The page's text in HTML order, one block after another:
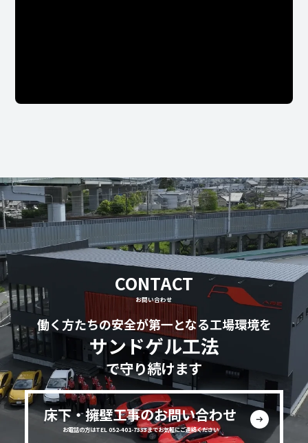
CONTACT
お問い合わせ
働く方たちの安全が第一となる工場環境を
サンドゲル工法
で守り続けます
床下・擁壁工事のお問い合わせ
お電話の方はTEL 052-401-7333までお気軽にご連絡ください